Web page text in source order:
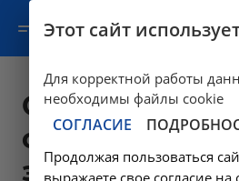
Склеротерапия
сосудистых
звёздочек до
Этот сайт
Для корректной работы
необходимы файлы cookie
СОГЛАСИЕ
Продолжая пользоваться
выражаете свое согласие